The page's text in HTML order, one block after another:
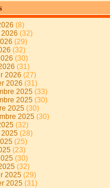
(8)
(32)
(29)
(32)
(30)
(31)
2026 (27)
2026 (31)
2025 (33)
2025 (30)
2025 (30)
2025 (30)
(32)
(28)
(25)
(23)
(30)
(32)
2025 (29)
2025 (31)